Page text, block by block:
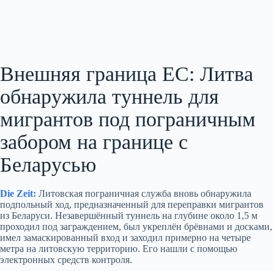
Внешняя граница ЕС: Литва
обнаружила туннель для
мигрантов под пограничным
забором на границе с
Беларусью
Die Zeit: Литовская пограничная служба вновь обнаружила
подпольный ход, предназначенный для переправки мигрантов
из Беларуси. Незавершённый туннель на глубине около 1,5 м
проходил под заграждением, был укреплён брёвнами и досками,
имел замаскированный вход и заходил примерно на четыре
метра на литовскую территорию. Его нашли с помощью
электронных средств контроля.